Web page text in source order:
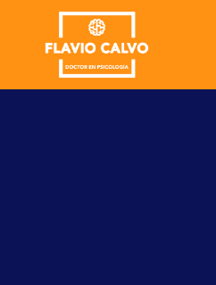
content